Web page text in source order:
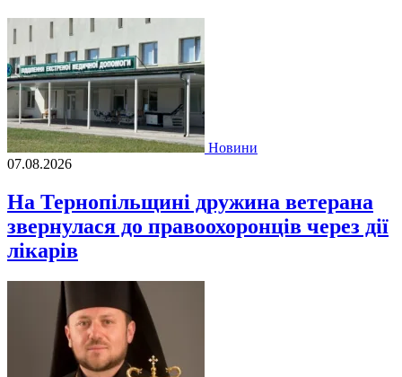
Новини
07.08.2026
На Тернопільщині дружина ветерана
звернулася до правоохоронців через дії
лікарів